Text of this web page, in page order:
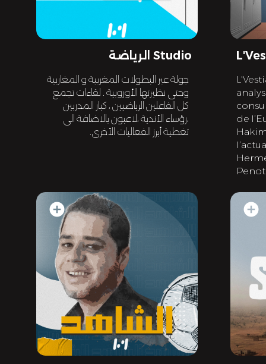
de
Penot
Studio الرياضة
جولة عبر البطولات المغربية و المغاربية
وحتى نظيرتها الأوروبية . لقاءات تجمع
كل الفاعلين الرياضيين ، كبار المدربين
،رؤساء الأندية ،لاعبون بالاضافة الى
تغطية أبرز الفعاليات الأخرى.
add_circle
add_circle